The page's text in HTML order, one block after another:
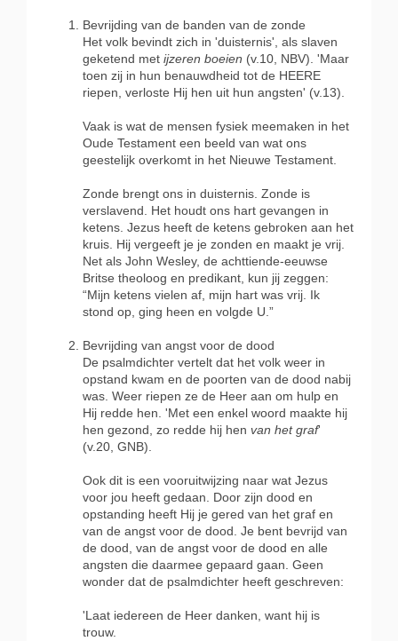
Bevrijding van de banden van de zonde
Het volk bevindt zich in 'duisternis', als slaven
geketend met ijzeren boeien (v.10, NBV). 'Maar
toen zij in hun benauwdheid tot de HEERE
riepen, verloste Hij hen uit hun angsten' (v.13).
Vaak is wat de mensen fysiek meemaken in het
Oude Testament een beeld van wat ons
geestelijk overkomt in het Nieuwe Testament.
Zonde brengt ons in duisternis. Zonde is
verslavend. Het houdt ons hart gevangen in
ketens. Jezus heeft de ketens gebroken aan het
kruis. Hij vergeeft je je zonden en maakt je vrij.
Net als John Wesley, de achttiende-eeuwse
Britse theoloog en predikant, kun jij zeggen:
“Mijn ketens vielen af, mijn hart was vrij. Ik
stond op, ging heen en volgde U.”
Bevrijding van angst voor de dood
De psalmdichter vertelt dat het volk weer in
opstand kwam en de poorten van de dood nabij
was. Weer riepen ze de Heer aan om hulp en
Hij redde hen. 'Met een enkel woord maakte hij
hen gezond, zo redde hij hen van het graf'
(v.20, GNB).
Ook dit is een vooruitwijzing naar wat Jezus
voor jou heeft gedaan. Door zijn dood en
opstanding heeft Hij je gered van het graf en
van de angst voor de dood. Je bent bevrijd van
de dood, van de angst voor de dood en alle
angsten die daarmee gepaard gaan. Geen
wonder dat de psalmdichter heeft geschreven:
'Laat iedereen de Heer danken, want hij is
trouw.